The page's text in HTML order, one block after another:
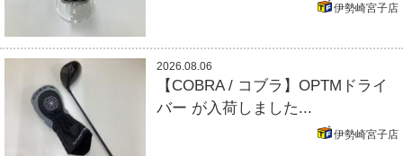
伊勢崎宮子店
2026.08.06
【COBRA / コブラ】OPTMドライ
バー が入荷しました...
伊勢崎宮子店